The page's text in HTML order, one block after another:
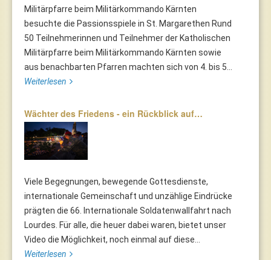
Militärpfarre beim Militärkommando Kärnten
besuchte die Passionsspiele in St. Margarethen Rund
50 Teilnehmerinnen und Teilnehmer der Katholischen
Militärpfarre beim Militärkommando Kärnten sowie
aus benachbarten Pfarren machten sich von 4. bis 5...
Weiterlesen
Wächter des Friedens - ein Rückblick auf…
Viele Begegnungen, bewegende Gottesdienste,
internationale Gemeinschaft und unzählige Eindrücke
prägten die 66. Internationale Soldatenwallfahrt nach
Lourdes. Für alle, die heuer dabei waren, bietet unser
Video die Möglichkeit, noch einmal auf diese...
Weiterlesen